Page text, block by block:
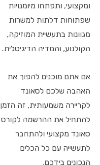
ומקצועי, ותפתחו מיומנויות
שפתוחות דלתות למשרות
מגוונות בתעשיית המוזיקה,
הקולנוע, והמדיה הדיגיטלית.
אם אתם מוכנים להפוך את
האהבה שלכם לסאונד
לקריירה משמעותית, זה הזמן
להתחיל את ההרשמה לקורס
סאונד מקצועי ולהתחבר
לתעשייה עם כל הכלים
הנכונים בידכם.